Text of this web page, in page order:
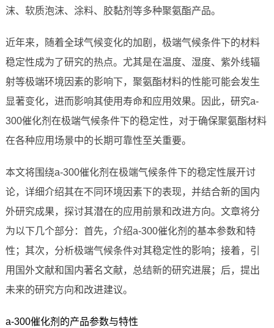
沫、软质泡沫、涂料、胶黏剂等多种聚氨酯产品。
近年来，随着全球气候变化的加剧，极端气候条件下的材料
稳定性成为了研究的热点。尤其是在温度、湿度、紫外线辐
射等极端环境因素的影响下，聚氨酯材料的性能可能会发生
显著变化，进而影响其使用寿命和应用效果。因此，研究a-
300催化剂在极端气候条件下的稳定性，对于确保聚氨酯材料
在各种应用场景中的长期可靠性至关重要。
本文将围绕a-300催化剂在极端气候条件下的稳定性展开讨
论，详细介绍其在不同环境因素下的表现，并结合新的国内
外研究成果，探讨其潜在的应用前景和改进方向。文章将分
为以下几个部分：首先，介绍a-300催化剂的基本参数和特
性；其次，分析极端气候条件对其稳定性的影响；接着，引
用国外文献和国内著名文献，总结新的研究进展；后，提出
未来的研究方向和改进建议。
a-300催化剂的产品参数与特性